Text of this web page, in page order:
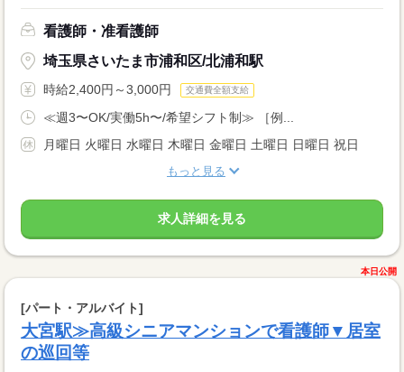
看護師・准看護師
埼玉県さいたま市浦和区/北浦和駅
時給2,400円～3,000円 交通費全額支給
≪週3〜OK/実働5h〜/希望シフト制≫ ［例...
月曜日 火曜日 水曜日 木曜日 金曜日 土曜日 日曜日 祝日
もっと見る
求人詳細を見る
本日公開
[パート・アルバイト]
大宮駅≫高級シニアマンションで看護師▼居室
の巡回等